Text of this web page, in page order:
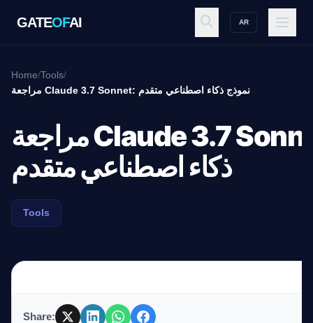
GATEOFAI AR
GATE OFAI
Workspace
Home/Tools/
مراجعة Claude 3.7 Sonnet: نموذج ذكاء اصطناعي متقدم
مراجعة Claude 3.7 Sonnet: نموذج
ذكاء اصطناعي متقدم
Tools
Share: